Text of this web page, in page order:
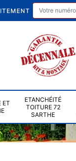
ET
ETANCHÉITÉ
TOITURE 72
SARTHE